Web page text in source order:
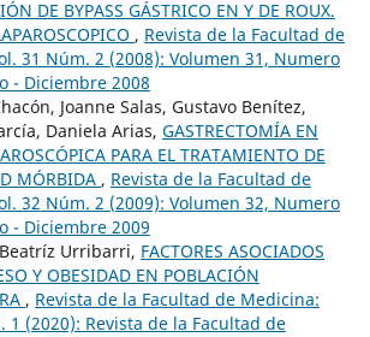
DE BYPASS GÁSTRICO EN Y DE ROUX.
, Revista de la Facultad de
31 Núm. 2 (2008): Volumen 31, Numero
- Diciembre 2008
Joanne Salas, Gustavo Benítez,
Daniela Arias, GASTRECTOMÍA EN
PARA EL TRATAMIENTO DE
MÓRBIDA , Revista de la Facultad de
32 Núm. 2 (2009): Volumen 32, Numero
- Diciembre 2009
Urribarri, FACTORES ASOCIADOS
Y OBESIDAD EN POBLACIÓN
, Revista de la Facultad de Medicina:
1 (2020): Revista de la Facultad de